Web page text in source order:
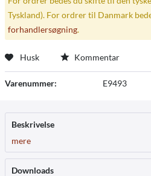
Tyskland). For ordrer til Danmark
forhandlersøgning.
Husk Kommentar
Varenummer: E9493
Beskrivelse
mere
Downloads